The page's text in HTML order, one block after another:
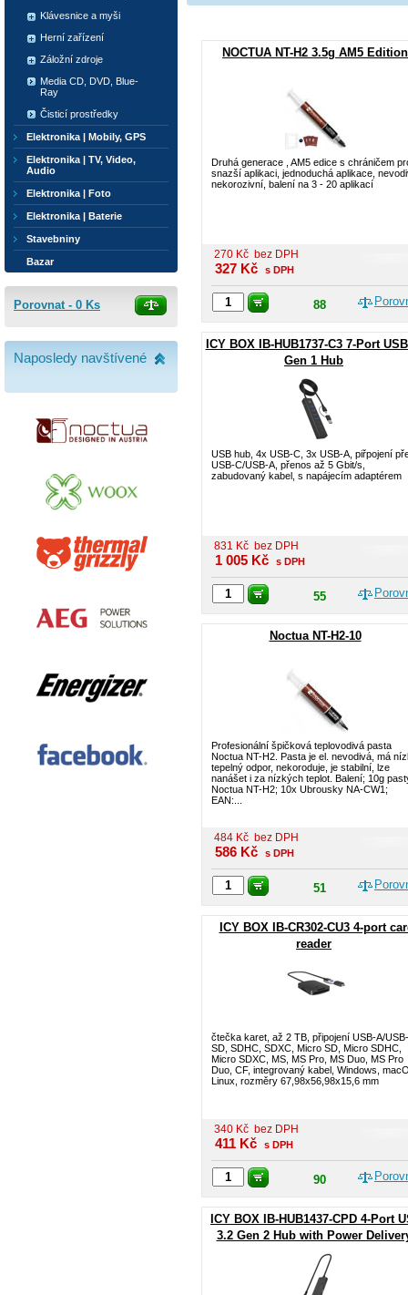
NOCTUA NT-H2 3.5g AM5 Edition
Druhá generace , AM5 edice s chráničem
snazší aplikaci, jednoduchá aplikace,
nekorozivní, balení na 3 - 20 aplikací
270 Kč bez DPH
327 Kč s DPH
88
ICY BOX IB-HUB1737-C3 7-Port
Gen 1 Hub
USB hub, 4x USB-C, 3x USB-A, piřpojení
USB-C/USB-A, přenos až 5 Gbit/s,
zabudovaný kabel, s napájecím adaptérem
831 Kč bez DPH
1 005 Kč s DPH
55
Noctua NT-H2-10
Profesionální špičková teplovodivá pasta
Noctua NT-H2. Pasta je el. nevodivá, má
tepelný odpor, nekoroduje, je stabilní, lze
nanášet i za nízkých teplot. Balení; 10g
Noctua NT-H2; 10x Ubrousky NA-CW1;
EAN:...
484 Kč bez DPH
586 Kč s DPH
51
ICY BOX IB-CR302-CU3 4-port
reader
čtečka karet, až 2 TB, připojení USB-A/
SD, SDHC, SDXC, Micro SD, Micro SDHC,
Micro SDXC, MS, MS Pro, MS Duo, MS Pro
Duo, CF, integrovaný kabel, Windows,
Linux, rozměry 67,98x56,98x15,6 mm
340 Kč bez DPH
411 Kč s DPH
90
ICY BOX IB-HUB1437-CPD 4-Port
3.2 Gen 2 Hub with Power
Klávesnice a myši
Herní zařízení
Záložní zdroje
Media CD, DVD, Blue-
Ray
Čisticí prostředky
Elektronika | Mobily, GPS
Elektronika | TV, Video,
Audio
Elektronika | Foto
Elektronika | Baterie
Stavebniny
Bazar
Porovnat - 0 Ks
Naposledy navštívené